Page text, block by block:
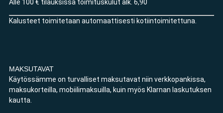
Alle 100 € tilauksissa toimituskulut alk. 6,90
Kalusteet toimitetaan automaattisesti kotiintoimitettuna.
MAKSUTAVAT
Käytössämme on turvalliset maksutavat niin verkkopankissa,
maksukorteilla, mobiilimaksuilla, kuin myös Klarnan laskutuksen
kautta.